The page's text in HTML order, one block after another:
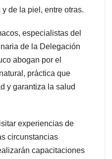
de la piel, entre otras.
especialistas del
de la Delegación
abogan por el
práctica que
y garantiza la salud
experiencias de
circunstancias
capacitaciones